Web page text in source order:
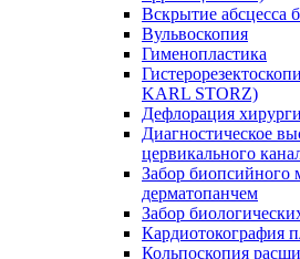
Вскрытие абсцесса
Вульвоскопия
Гименопластика
KARL STORZ)
Дефлорация
Диагностическое
цервикального
Забор биопсийного
дерматопанчем
Забор
Кардиотокография
Кольпоскопия